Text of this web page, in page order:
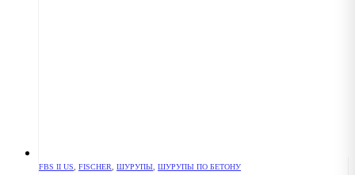
FBS II US FISCHER ШУРУПЫ ШУРУПЫ ПО БЕТОНУ